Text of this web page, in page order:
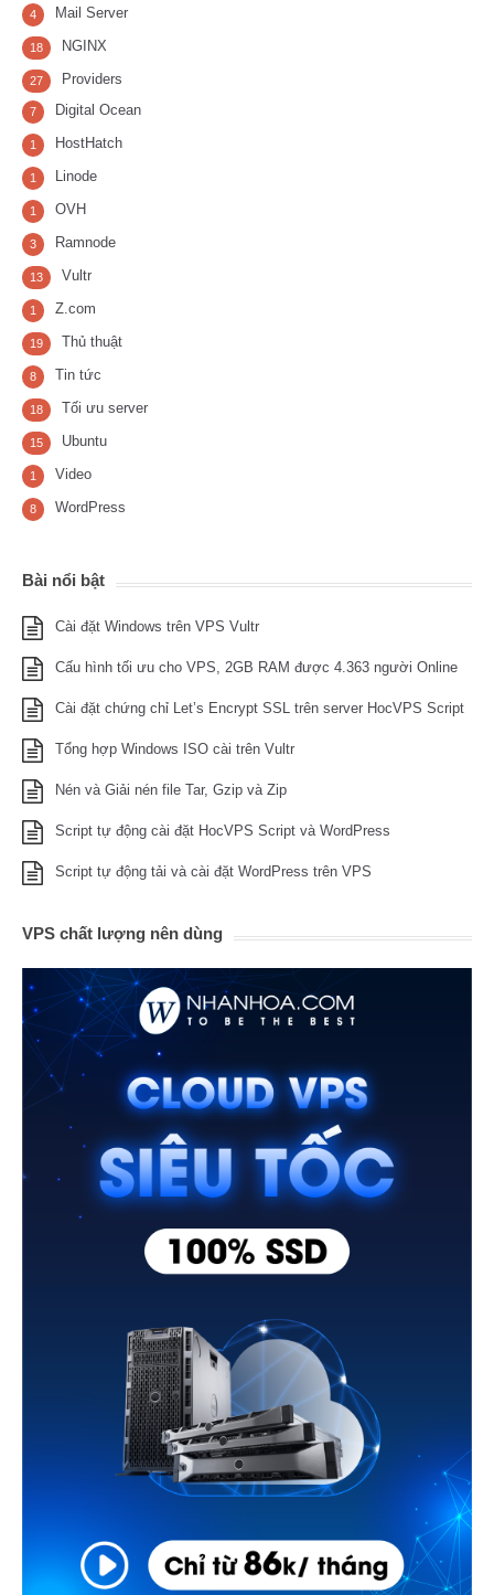
Mail Server
4
NGINX
18
Providers
27
Digital Ocean
7
HostHatch
1
Linode
1
OVH
1
Ramnode
3
Vultr
13
Z.com
1
Thủ thuật
19
Tin tức
8
Tối ưu server
18
Ubuntu
15
Video
1
WordPress
8
Bài nổi bật
Cài đặt Windows trên VPS Vultr
Cấu hình tối ưu cho VPS, 2GB RAM được 4.363 người Online
Cài đặt chứng chỉ Let’s Encrypt SSL trên server HocVPS Script
Tổng hợp Windows ISO cài trên Vultr
Nén và Giải nén file Tar, Gzip và Zip
Script tự động cài đặt HocVPS Script và WordPress
Script tự động tải và cài đặt WordPress trên VPS
VPS chất lượng nên dùng